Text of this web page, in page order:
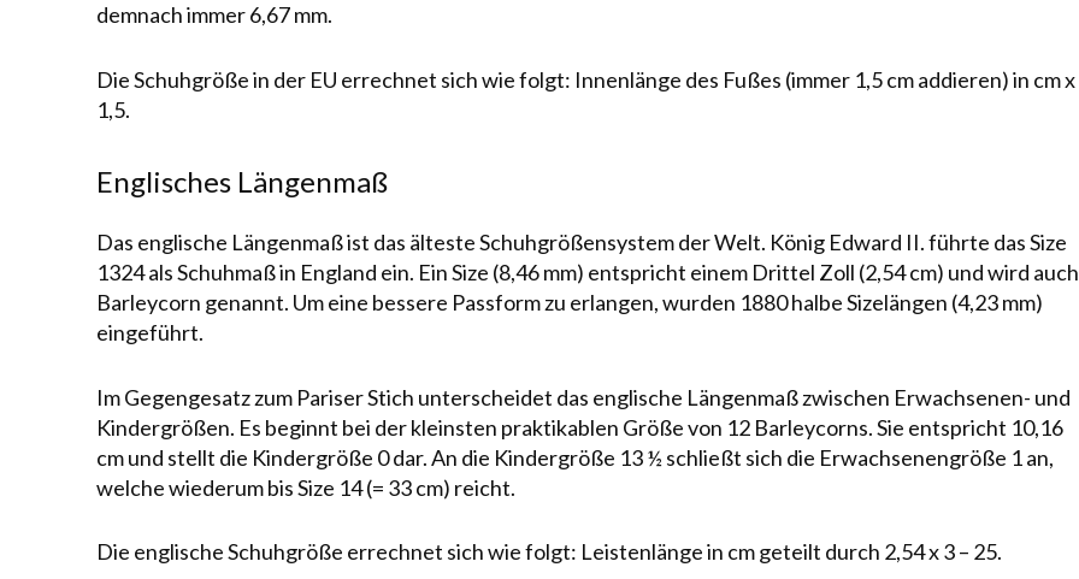
dem­nach immer 6,67 mm.
Die Schuhgröße in der EU errechnet sich wie folgt: Innenlänge des Fußes (immer 1,5 cm addieren) in cm x
1,5.
Englisches Längenmaß
Das englische Längen­maß ist das älteste Schuhgrößensystem der Welt. König Edward II. führte das Size
1324 als Schuhmaß in England ein. Ein Size (8,46 mm) entspricht einem Drittel Zoll (2,54 cm) und wird auch
Barleycorn genannt. Um eine bessere Pass­formzu er­lang­en, wurden 1880 halbe Sizelängen (4,23 mm)
eingeführt.
Im Gegengesatz zum Pariser Stich unterscheidet das englische Lä­ngen­maß zwischen Erwachsenen- und
Kindergrößen. Es be­ginnt bei der kleinsten praktikablen Größe von 12 Barleycorns. Sie ent­spricht 10,16
cm und stellt die Kin­der­größe 0 dar. An die Kindergröße 13 ½ schließt sich die Erwachsenengröße 1 an,
wel­che wiederum bis Size 14 (= 33 cm) reicht.
Die englische Schuhgröße errechnet sich wie folgt: Leistenlänge in cm geteilt durch 2,54 x 3 – 25.